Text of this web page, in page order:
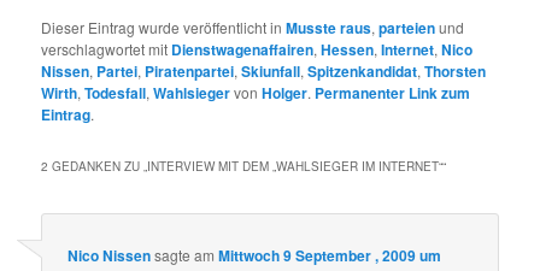
Dieser Eintrag wurde veröffentlicht inMusste raus,parteienund
verschlagwortet mit Dienstwagenaffairen,Hessen,Internet,Nico
Nissen, Partei, Piratenpartei,Skiunfall,Spitzenkandidat,Thorsten
Wirth,Todesfall,WahlsiegervonHolger. Permanenter Link zum
Eintrag.
2 GEDANKEN ZU „INTERVIEW MIT DEM „WAHLSIEGER IM INTERNET““
Nico Nissensagte amMittwoch 9 September , 2009 um